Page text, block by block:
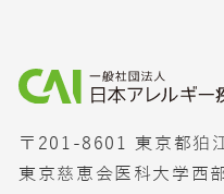
〒201-8601 東京都狛
東京慈恵会医科大学西